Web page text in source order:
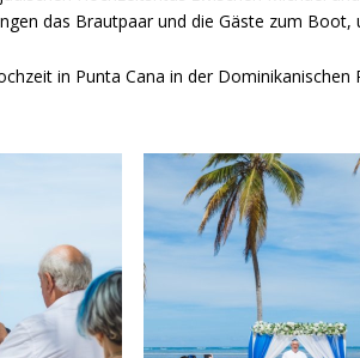
das Brautpaar und die Gäste zum Boot,
in Punta Cana in der Dominikanischen